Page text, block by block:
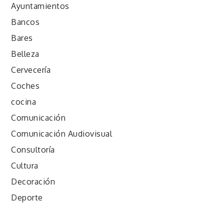
Ayuntamientos
Bancos
Bares
Belleza
Cervecería
Coches
cocina
Comunicación
Comunicación Audiovisual
Consultoría
Cultura
Decoración
Deporte